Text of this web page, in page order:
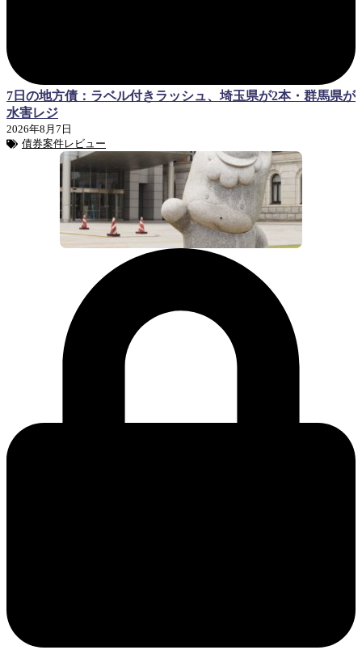
7日の地方債：ラベル付きラッシュ、埼玉県が2本・群馬県が
水害レジ
2026年8月7日
債券案件レビュー